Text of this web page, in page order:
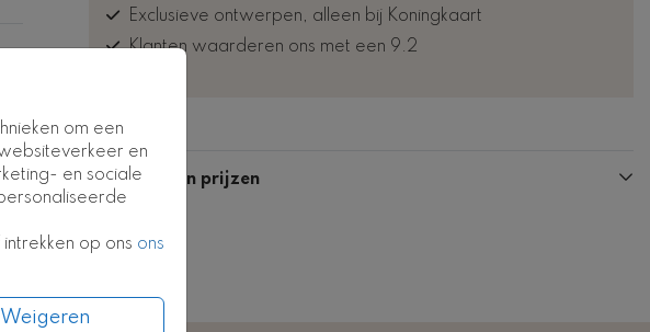
om een
en
en sociale
op ons ons
Weigeren
Exclusieve ontwerpen, alleen bij Koningkaart
Klanten waarderen ons met een 9.2
Formaten en prijzen